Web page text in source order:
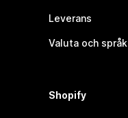
Leverans
Valuta och språk
Shopify